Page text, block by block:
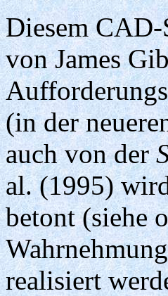
Diesem
von James
(in der
auch von der
al. (1995)
betont (siehe
realisiert